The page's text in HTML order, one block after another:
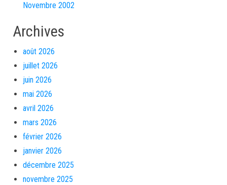
Novembre 2002
Archives
août 2026
juillet 2026
juin 2026
mai 2026
avril 2026
mars 2026
février 2026
janvier 2026
décembre 2025
novembre 2025